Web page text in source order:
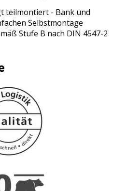
teilmontiert - Bank und
Selbstmontage
Stufe B nach DIN 4547-2